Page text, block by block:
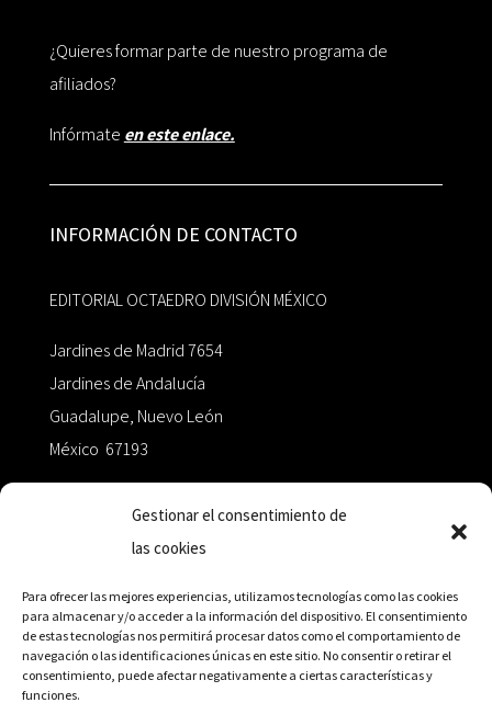
Gestionar el consentimiento de
las cookies
Para ofrecer las mejores experiencias, utilizamos tecnologías como las cookies
para almacenar y/o acceder a la información del dispositivo. El consentimiento
de estas tecnologías nos permitirá procesar datos como el comportamiento de
navegación o las identificaciones únicas en este sitio. No consentir o retirar el
consentimiento, puede afectar negativamente a ciertas características y
funciones.
¿Quieres formar parte de nuestro programa de
afiliados?
Infórmate en este enlace.
INFORMACIÓN DE CONTACTO
EDITORIAL OCTAEDRO DIVISIÓN MÉXICO
Jardines de Madrid 7654
Jardines de Andalucía
Guadalupe, Nuevo León
México 67193
+52 811.499.5638
RED DE DISTRIBUCIÓN